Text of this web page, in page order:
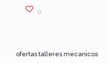
0
ofertas talleres mecanicos